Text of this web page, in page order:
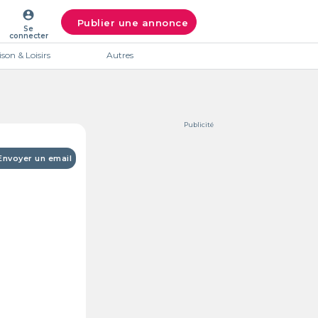
account_circle
Se
connecter
Publier une annonce
& Loisirs Autres
un email
Publicité